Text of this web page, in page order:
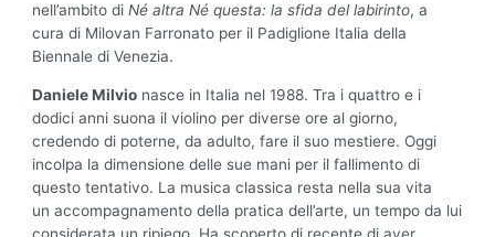
nell’ambito diNé altra Né questa: la sfida del labirinto, a
cura di Milovan Farronato per il Padiglione Italia della
Biennale di Venezia.
Daniele Milvio nasce in Italia nel 1988. Tra i quattro e i
dodici anni suona il violino per diverse ore al giorno,
credendo di poterne, da adulto, fare il suo mestiere. Oggi
incolpa la dimensione delle sue mani per il fallimento di
questo tentativo. La musica classica resta nella sua vita
un accompagnamento della pratica dell’arte, un tempo da lui
considerata un ripiego. Ha scoperto di recente di aver